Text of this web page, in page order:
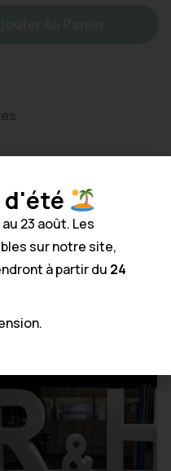
d'été
au 23 août. Les
sur notre site,
à partir du 24